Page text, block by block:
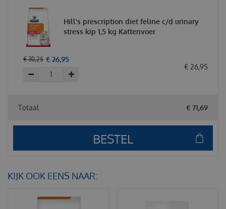
Hill's prescription diet feline c/d urinary
stress kip 1,5 kg Kattenvoer
€ 30,25 € 26,95
€ 26,95
Totaal € 71,69
KIJK OOK EENS NAAR: